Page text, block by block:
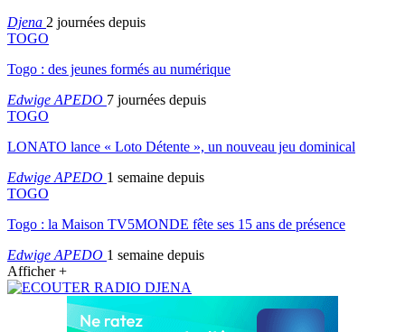
Djena 2 journées depuis
TOGO
Togo : des jeunes formés au numérique
Edwige APEDO 7 journées depuis
TOGO
LONATO lance « Loto Détente », un nouveau jeu dominical
Edwige APEDO 1 semaine depuis
TOGO
Togo : la Maison TV5MONDE fête ses 15 ans de présence
Edwige APEDO 1 semaine depuis
Afficher +